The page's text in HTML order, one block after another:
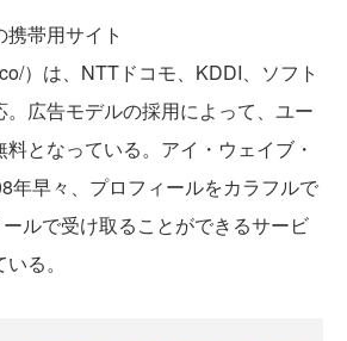
帯用サイト
）は、NTTドコモ、KDDI、ソフト
広告モデルの採用によって、ユー
となっている。アイ・ウェイブ・
年早々、プロフィールをカラフルで
ルで受け取ることができるサービ
る。